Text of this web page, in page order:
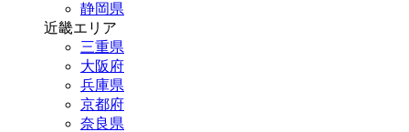
静岡県
近畿エリア
三重県
大阪府
兵庫県
京都府
奈良県